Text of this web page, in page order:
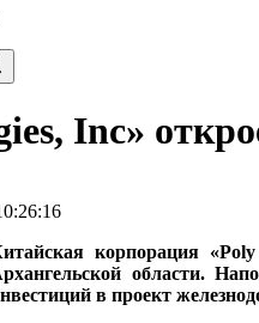
Inc»
корпорация «Poly
области.
в проект